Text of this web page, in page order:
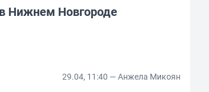
Нижнем Новгороде
29.04, 11:40 — Анжела Микоян